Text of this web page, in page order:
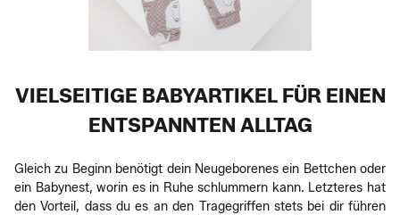
VIELSEITIGE BABYARTIKEL FÜR EINEN
ENTSPANNTEN ALLTAG
Gleich zu Beginn benötigt dein Neugeborenes ein Bettchen oder
ein Babynest, worin es in Ruhe schlummern kann. Letzteres hat
den Vorteil, dass du es an den Tragegriffen stets bei dir führen